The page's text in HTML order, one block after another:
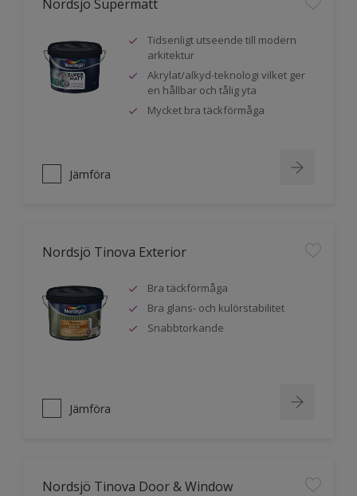
Nordsjö Supermatt
Tidsenligt utseende till modern
arkitektur
Akrylat/alkyd-teknologi vilket ger
en hållbar och tålig yta
Mycket bra täckförmåga
Jämföra
Nordsjö Tinova Exterior
Bra täckförmåga
Bra glans- och kulörstabilitet
Snabbtorkande
Jämföra
Nordsjö Tinova Door & Window